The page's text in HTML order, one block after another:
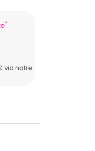
*
via notre